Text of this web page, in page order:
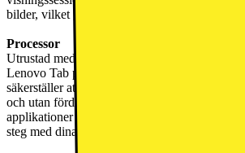
bilder, vilket gör den perfekt för att titta på
Processor
Utrustad med MediaTek Helio G85 octa-core-
Lenovo Tab pålitlig och effektiv prestanda.
säkerställer att uppgifter som streaming, spel
och utan fördröjningar. Oavsett om du
applikationer är surfplattans processor
steg med dina behov.